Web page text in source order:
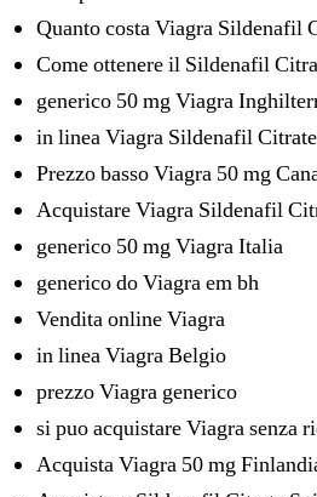
Quanto costa Viagra Sildenafil
Come ottenere il Sildenafil
generico 50 mg Viagra
in linea Viagra Sildenafil
Prezzo basso Viagra 50 mg
Acquistare Viagra Sildenafil
generico 50 mg Viagra Italia
generico do Viagra em bh
Vendita online Viagra
in linea Viagra Belgio
prezzo Viagra generico
si puo acquistare Viagra senza
Acquista Viagra 50 mg